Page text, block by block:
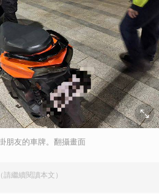
朋友的車牌。翻攝畫面
請繼續閱讀本文）